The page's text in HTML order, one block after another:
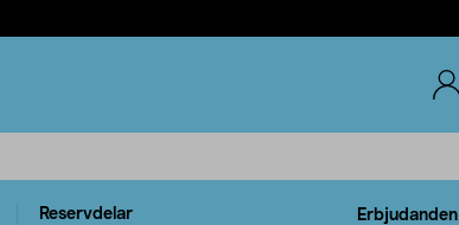
Reservdelar Erbjudanden